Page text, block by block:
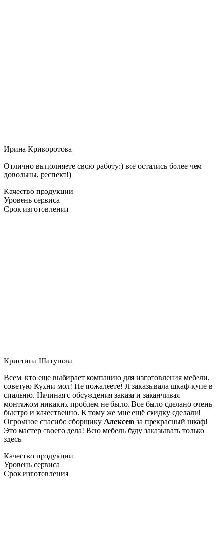
Ирина Криворотова
Отлично выполняете свою работу:) все остались более чем
довольны, респект!)
Качество продукции
Уровень сервиса
Срок изготовления
Кристина Шатунова
Всем, кто еще выбирает компанию для изготовления мебели,
советую Кухни мол! Не пожалеете! Я заказывала шкаф-купе в
спальню. Начиная с обсуждения заказа и заканчивая
монтажом никаких проблем не было. Все было сделано очень
быстро и качественно. К тому же мне ещё скидку сделали!
Огромное спасибо сборщику Алексею за прекрасный шкаф!
Это мастер своего дела! Всю мебель буду заказывать только
здесь.
Качество продукции
Уровень сервиса
Срок изготовления